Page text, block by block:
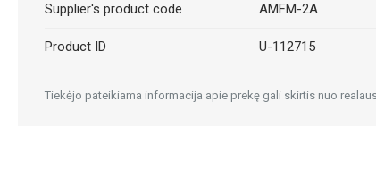
Supplier's product code AMFM-2A
Product ID U-112715
Tiekėjo pateikiama informacija apie prekę gali skirtis nuo